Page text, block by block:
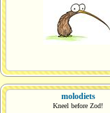
molodiets
Kneel before Zod!